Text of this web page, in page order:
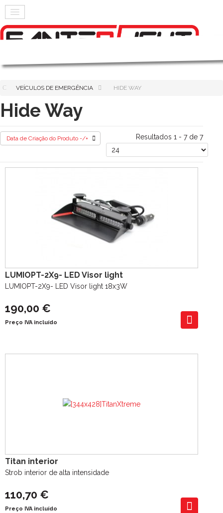
VEÍCULOS DE EMERGÊNCIA HIDE WAY
Hide Way
Data de Criação do Produto -/+ Resultados 1 - 7 de 7
LUMIOPT-2X9- LED Visor light
LUMIOPT-2X9- LED Visor light 18x3W
190,00 €
Preço IVA incluído
Titan interior
Strob interior de alta intensidade
110,70 €
Preço IVA incluído